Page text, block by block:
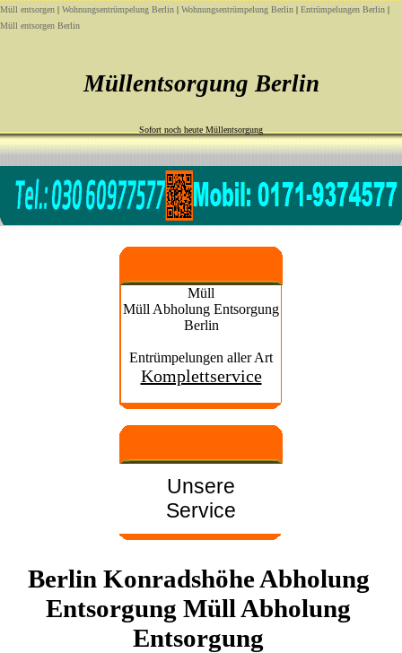
Müll entsorgen | Wohnungsentrümpelung Berlin | Wohnungsentrümpelung Berlin | Entrümpelungen Berlin |
Müll entsorgen Berlin
Müllentsorgung Berlin
Sofort noch heute Müllentsorgung
Müll
Müll Abholung Entsorgung
Berlin
Entrümpelungen aller Art
Komplettservice
Unsere
Service
Berlin Konradshöhe Abholung
Entsorgung Müll Abholung
Entsorgung